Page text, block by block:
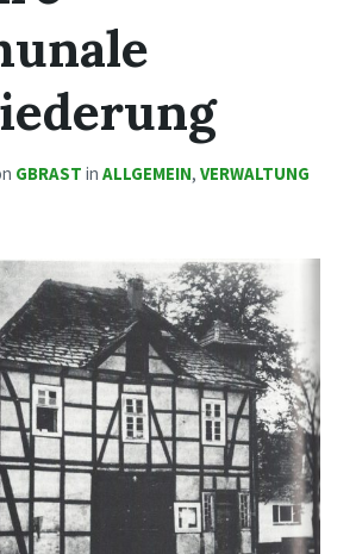
GBRAST in ALLGEMEIN, VERWALTUNG